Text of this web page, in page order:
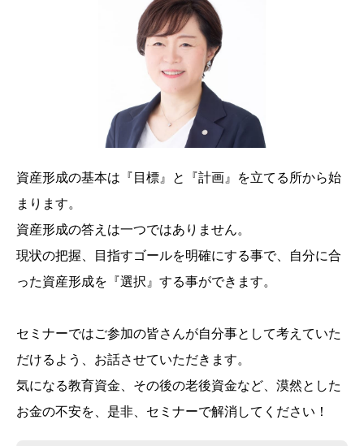
資産形成の基本は『目標』と『計画』を立てる所から始
まります。
資産形成の答えは一つではありません。
現状の把握、目指すゴールを明確にする事で、自分に合
った資産形成を『選択』する事ができます。
セミナーではご参加の皆さんが自分事として考えていた
だけるよう、お話させていただきます。
気になる教育資金、その後の老後資金など、漠然とした
お金の不安を、是非、セミナーで解消してください！